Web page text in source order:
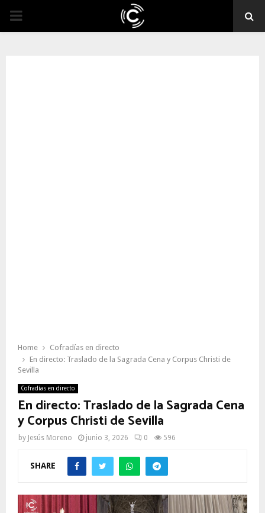
PRIMARY
Home
Cofradías en directo
En directo: Traslado de la Sagrada Cena y Corpus Christi de
Sevilla
Cofradías en directo
En directo: Traslado de la Sagrada Cena
y Corpus Christi de Sevilla
by Jesús Moreno junio 3, 2026 0 596
SHARE